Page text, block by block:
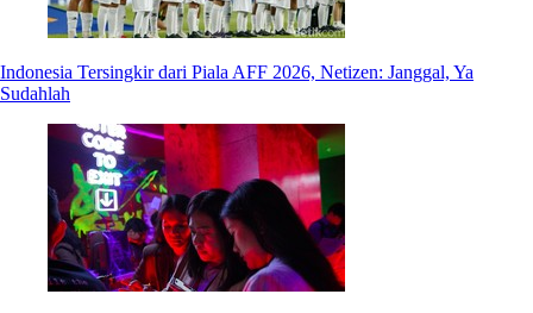
Indonesia Tersingkir dari Piala AFF 2026, Netizen: Janggal, Ya
Sudahlah